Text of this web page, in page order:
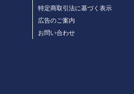
特定商取引法に基づく表示
広告のご案内
お問い合わせ